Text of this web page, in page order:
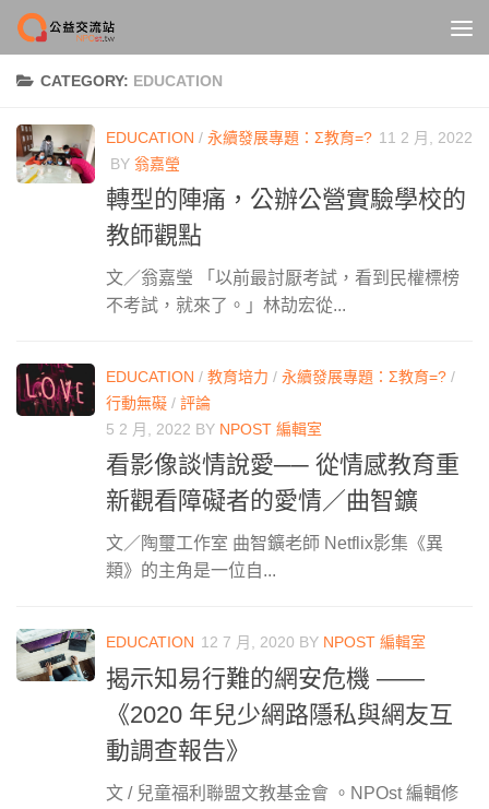
Skip to content
CATEGORY: EDUCATION
EDUCATION / 永續發展專題：Σ教育=? 11 2 月, 2022
BY 翁嘉瑩
轉型的陣痛，公辦公營實驗學校的
教師觀點
文／翁嘉瑩 「以前最討厭考試，看到民權標榜
不考試，就來了。」林劼宏從...
EDUCATION / 教育培力 / 永續發展專題：Σ教育=? /
行動無礙 / 評論
5 2 月, 2022 BY NPOST 編輯室
看影像談情說愛── 從情感教育重
新觀看障礙者的愛情／曲智鑛
文／陶璽工作室 曲智鑛老師 Netflix影集《異
類》的主角是一位自...
EDUCATION 12 7 月, 2020 BY NPOST 編輯室
揭示知易行難的網安危機 ——
《2020 年兒少網路隱私與網友互
動調查報告》
文 / 兒童福利聯盟文教基金會 。NPOst 編輯修